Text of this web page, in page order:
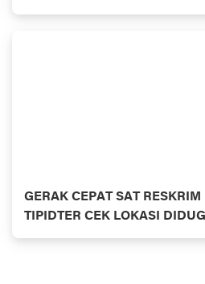
GERAK CEPAT SAT
TIPIDTER CEK LOKASI
PENIMBUNAN BBM